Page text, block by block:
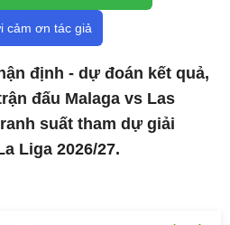
cảm ơn tác giả
định - dự đoán kết quả,
đấu Malaga vs Las
suất tham dự giải
Liga 2026/27.